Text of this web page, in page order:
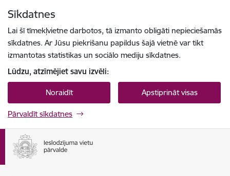
Sīkdatnes
Lai šī tīmekļvietne darbotos, tā izmanto obligāti nepieciešamās
sīkdatnes. Ar Jūsu piekrišanu papildus šajā vietnē var tikt
izmantotas statistikas un sociālo mediju sīkdatnes.
Lūdzu, atzīmējiet savu izvēli:
Noraidīt Apstiprināt visas
Pārvaldīt sīkdatnes